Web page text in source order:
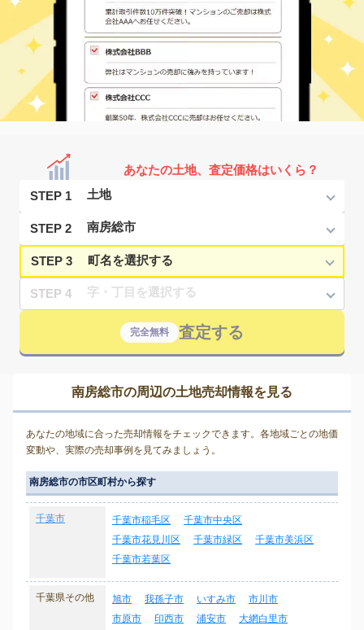
あなたの土地、査定価格はいくら？
STEP 1
STEP 2
STEP 3
STEP 4
完全無料 査定する
南房総市の周辺の土地売却情報を見る
あなたの地域に合った売却情報をチェックできます。各地域ごとの地価
変動や、実際の売却事例を見てみましょう。
南房総市の市区町村から探す
千葉市 千葉市稲毛区
千葉市中央区
千葉市花見川区
千葉市緑区
千葉市美浜区
千葉市若葉区
千葉県その他 旭市 我孫子市 いすみ市
市川市
市原市
印西市 浦安市
大網白里市